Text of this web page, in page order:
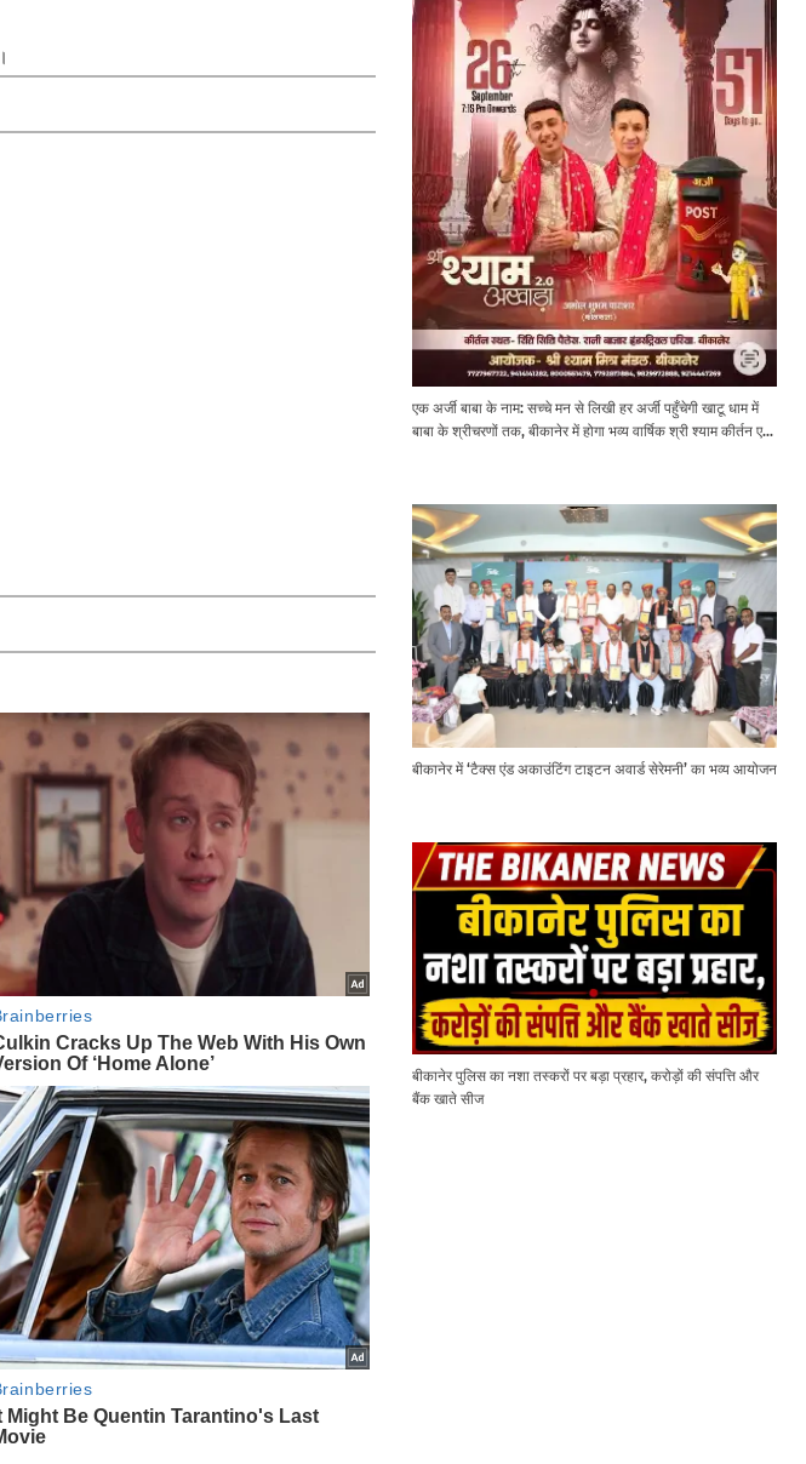
एक अर्जी बाबा के नाम: सच्चे मन से लिखी हर अर्जी पहुँचेगी खाटू धाम में
बाबा के श्रीचरणों तक, बीकानेर में होगा भव्य वार्षिक श्री श्याम कीर्तन एवं
बीकानेर में ‘टैक्स एंड अकाउंटिंग टाइटन अवार्ड सेरेमनी’ का भव्य आयोजन
बीकानेर पुलिस का नशा तस्करों पर बड़ा प्रहार, करोड़ों की संपत्ति और
बैंक खाते सीज